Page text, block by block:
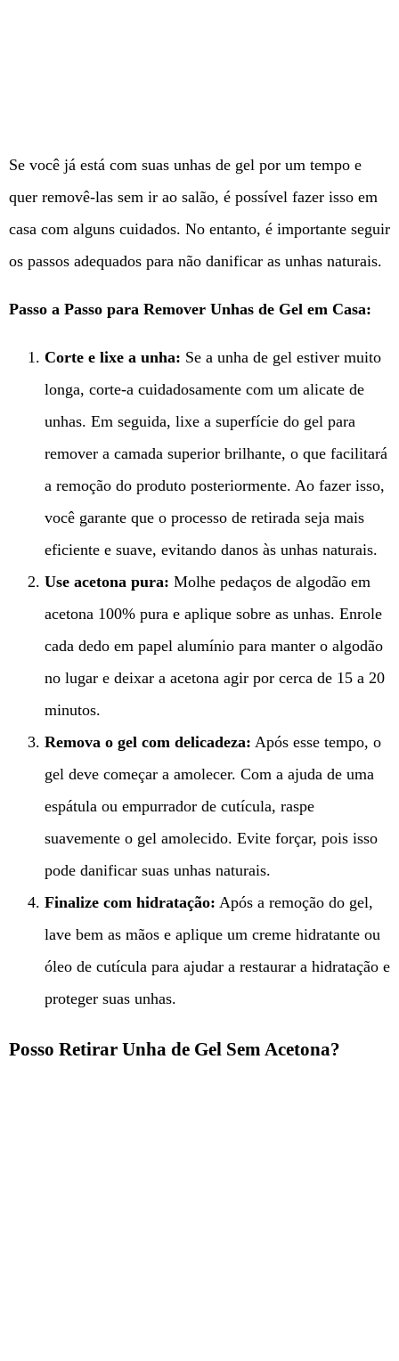
Se você já está com suas unhas de gel por um tempo e
quer removê-las sem ir ao salão, é possível fazer isso em
casa com alguns cuidados. No entanto, é importante seguir
os passos adequados para não danificar as unhas naturais.
Passo a Passo para Remover Unhas de Gel em Casa:
Corte e lixe a unha: Se a unha de gel estiver muito
longa, corte-a cuidadosamente com um alicate de
unhas. Em seguida, lixe a superfície do gel para
remover a camada superior brilhante, o que facilitará
a remoção do produto posteriormente. Ao fazer isso,
você garante que o processo de retirada seja mais
eficiente e suave, evitando danos às unhas naturais.
Use acetona pura: Molhe pedaços de algodão em
acetona 100% pura e aplique sobre as unhas. Enrole
cada dedo em papel alumínio para manter o algodão
no lugar e deixar a acetona agir por cerca de 15 a 20
minutos.
Remova o gel com delicadeza: Após esse tempo, o
gel deve começar a amolecer. Com a ajuda de uma
espátula ou empurrador de cutícula, raspe
suavemente o gel amolecido. Evite forçar, pois isso
pode danificar suas unhas naturais.
Finalize com hidratação: Após a remoção do gel,
lave bem as mãos e aplique um creme hidratante ou
óleo de cutícula para ajudar a restaurar a hidratação e
proteger suas unhas.
Posso Retirar Unha de Gel Sem Acetona?